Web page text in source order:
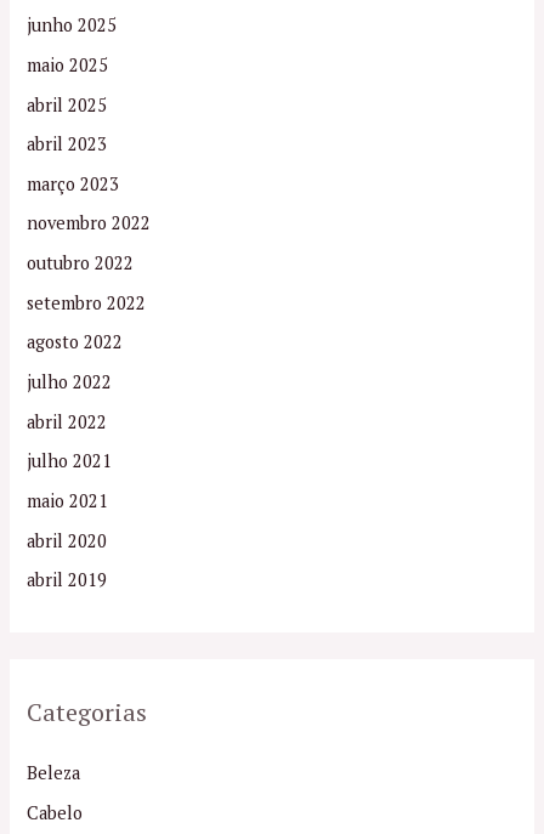
junho 2025
maio 2025
abril 2025
abril 2023
março 2023
novembro 2022
outubro 2022
setembro 2022
agosto 2022
julho 2022
abril 2022
julho 2021
maio 2021
abril 2020
abril 2019
Categorias
Beleza
Cabelo